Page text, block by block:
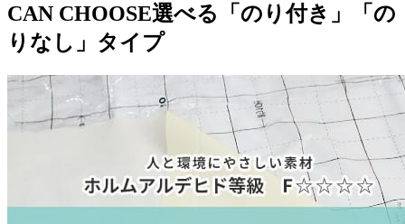
CAN CHOOSE選べる「のり付き」「の
りなし」タイプ